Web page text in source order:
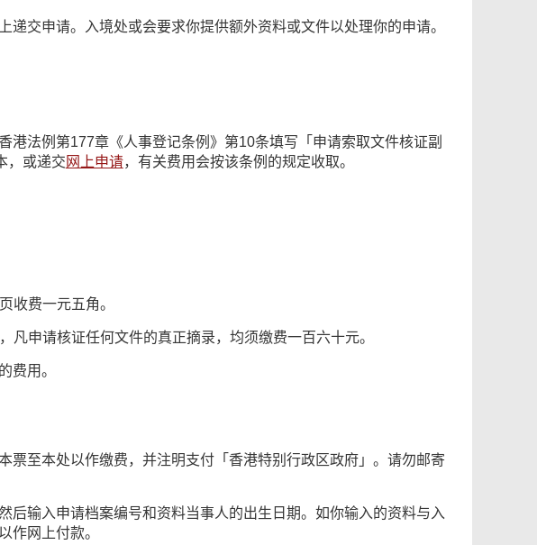
交申请。入境处或会要求你提供额外资料或文件以处理你的申请。
港法例第177章《人事登记条例》第10条填写「申请索取文件核证副
，或递交 网上申请，有关费用会按该条例的规定收取。
收费一元五角。
凡申请核证任何文件的真正摘录，均须缴费一百六十元。
费用。
票至本处以作缴费，并注明支付「香港特别行政区政府」。请勿邮寄
后输入申请档案编号和资料当事人的出生日期。如你输入的资料与入
作网上付款。